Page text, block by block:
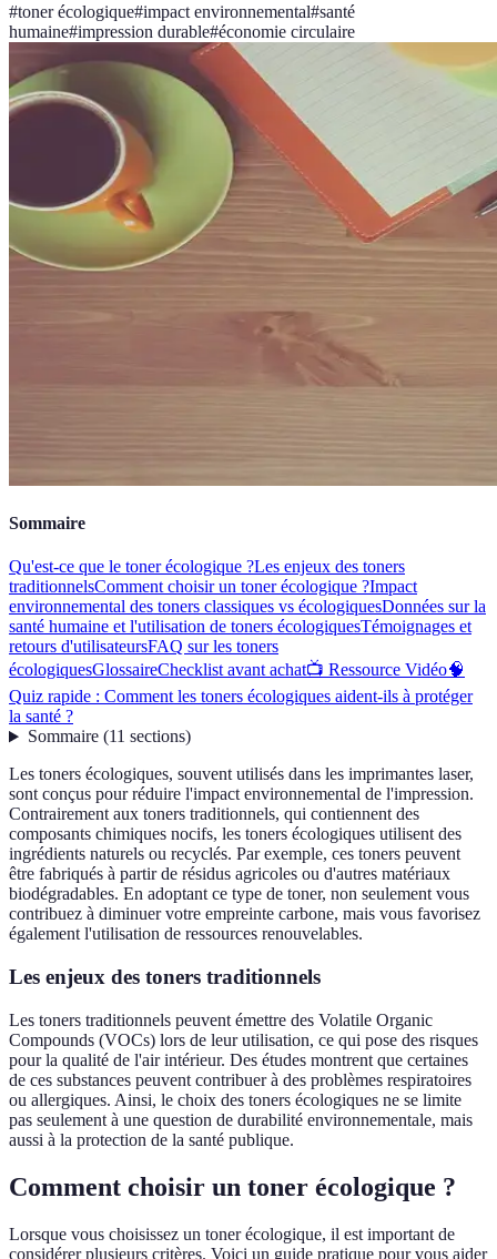
#toner écologique#impact environnemental#santé
humaine#impression durable#économie circulaire
Sommaire
Qu'est-ce que le toner écologique ?Les enjeux des toners
traditionnelsComment choisir un toner écologique ?Impact
environnemental des toners classiques vs écologiquesDonnées sur la
santé humaine et l'utilisation de toners écologiquesTémoignages et
retours d'utilisateursFAQ sur les toners
écologiquesGlossaireChecklist avant achat📺 Ressource Vidéo🧠
Quiz rapide : Comment les toners écologiques aident-ils à protéger
la santé ?
Sommaire(11 sections)
Les toners écologiques, souvent utilisés dans les imprimantes laser,
sont conçus pour réduire l'impact environnemental de l'impression.
Contrairement aux toners traditionnels, qui contiennent des
composants chimiques nocifs, les toners écologiques utilisent des
ingrédients naturels ou recyclés. Par exemple, ces toners peuvent
être fabriqués à partir de résidus agricoles ou d'autres matériaux
biodégradables. En adoptant ce type de toner, non seulement vous
contribuez à diminuer votre empreinte carbone, mais vous favorisez
également l'utilisation de ressources renouvelables.
Les enjeux des toners traditionnels
Les toners traditionnels peuvent émettre des Volatile Organic
Compounds (VOCs) lors de leur utilisation, ce qui pose des risques
pour la qualité de l'air intérieur. Des études montrent que certaines
de ces substances peuvent contribuer à des problèmes respiratoires
ou allergiques. Ainsi, le choix des toners écologiques ne se limite
pas seulement à une question de durabilité environnementale, mais
aussi à la protection de la santé publique.
Comment choisir un toner écologique ?
Lorsque vous choisissez un toner écologique, il est important de
considérer plusieurs critères. Voici un guide pratique pour vous aider